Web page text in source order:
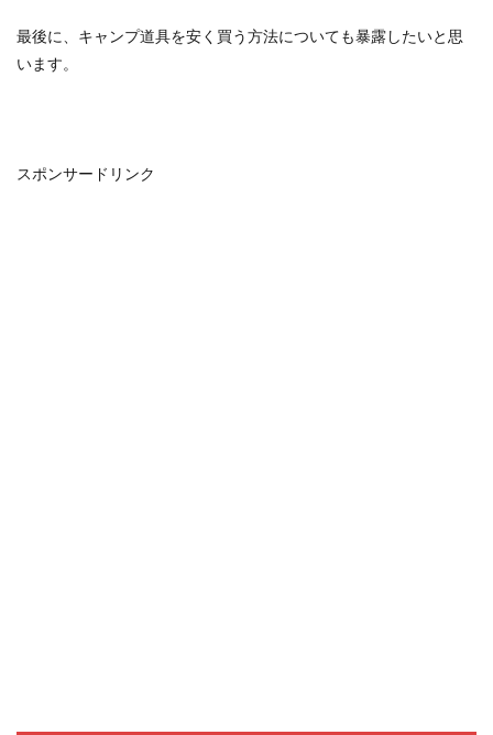
最後に、キャンプ道具を安く買う方法についても暴露したいと思
います。
スポンサードリンク